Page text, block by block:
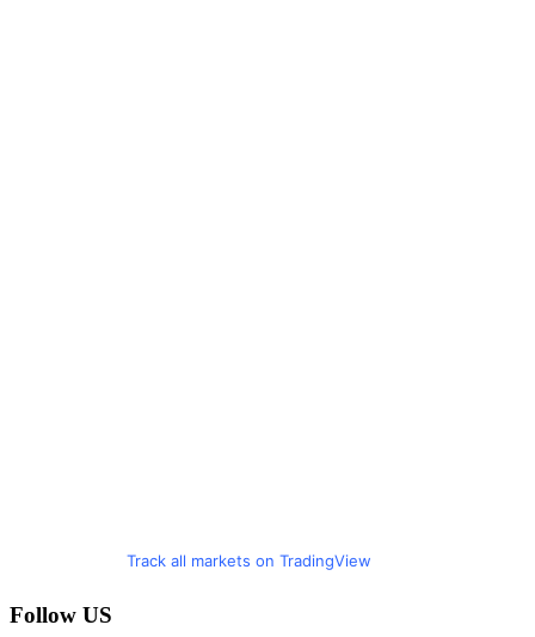
Track all markets on TradingView
Follow US